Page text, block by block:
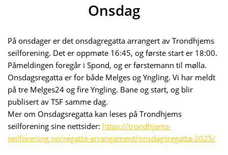
Onsdag
På onsdager er det onsdagregatta arrangert av Trondhjems
seilforening. Det er oppmøte 16:45, og første start er 18:00.
Påmeldingen foregår i Spond, og er førstemann til mølla.
Onsdagsregatta er for både Melges og Yngling. Vi har meldt
på tre Melges24 og fire Yngling. Bane og start, og blir
publisert av TSF samme dag.
Mer om Onsdagsregatta kan leses på Trondhjems
seilforening sine nettsider: https://trondhjems-
seilforening.no/regatta-arrangament/onsdagsregatta-2025/